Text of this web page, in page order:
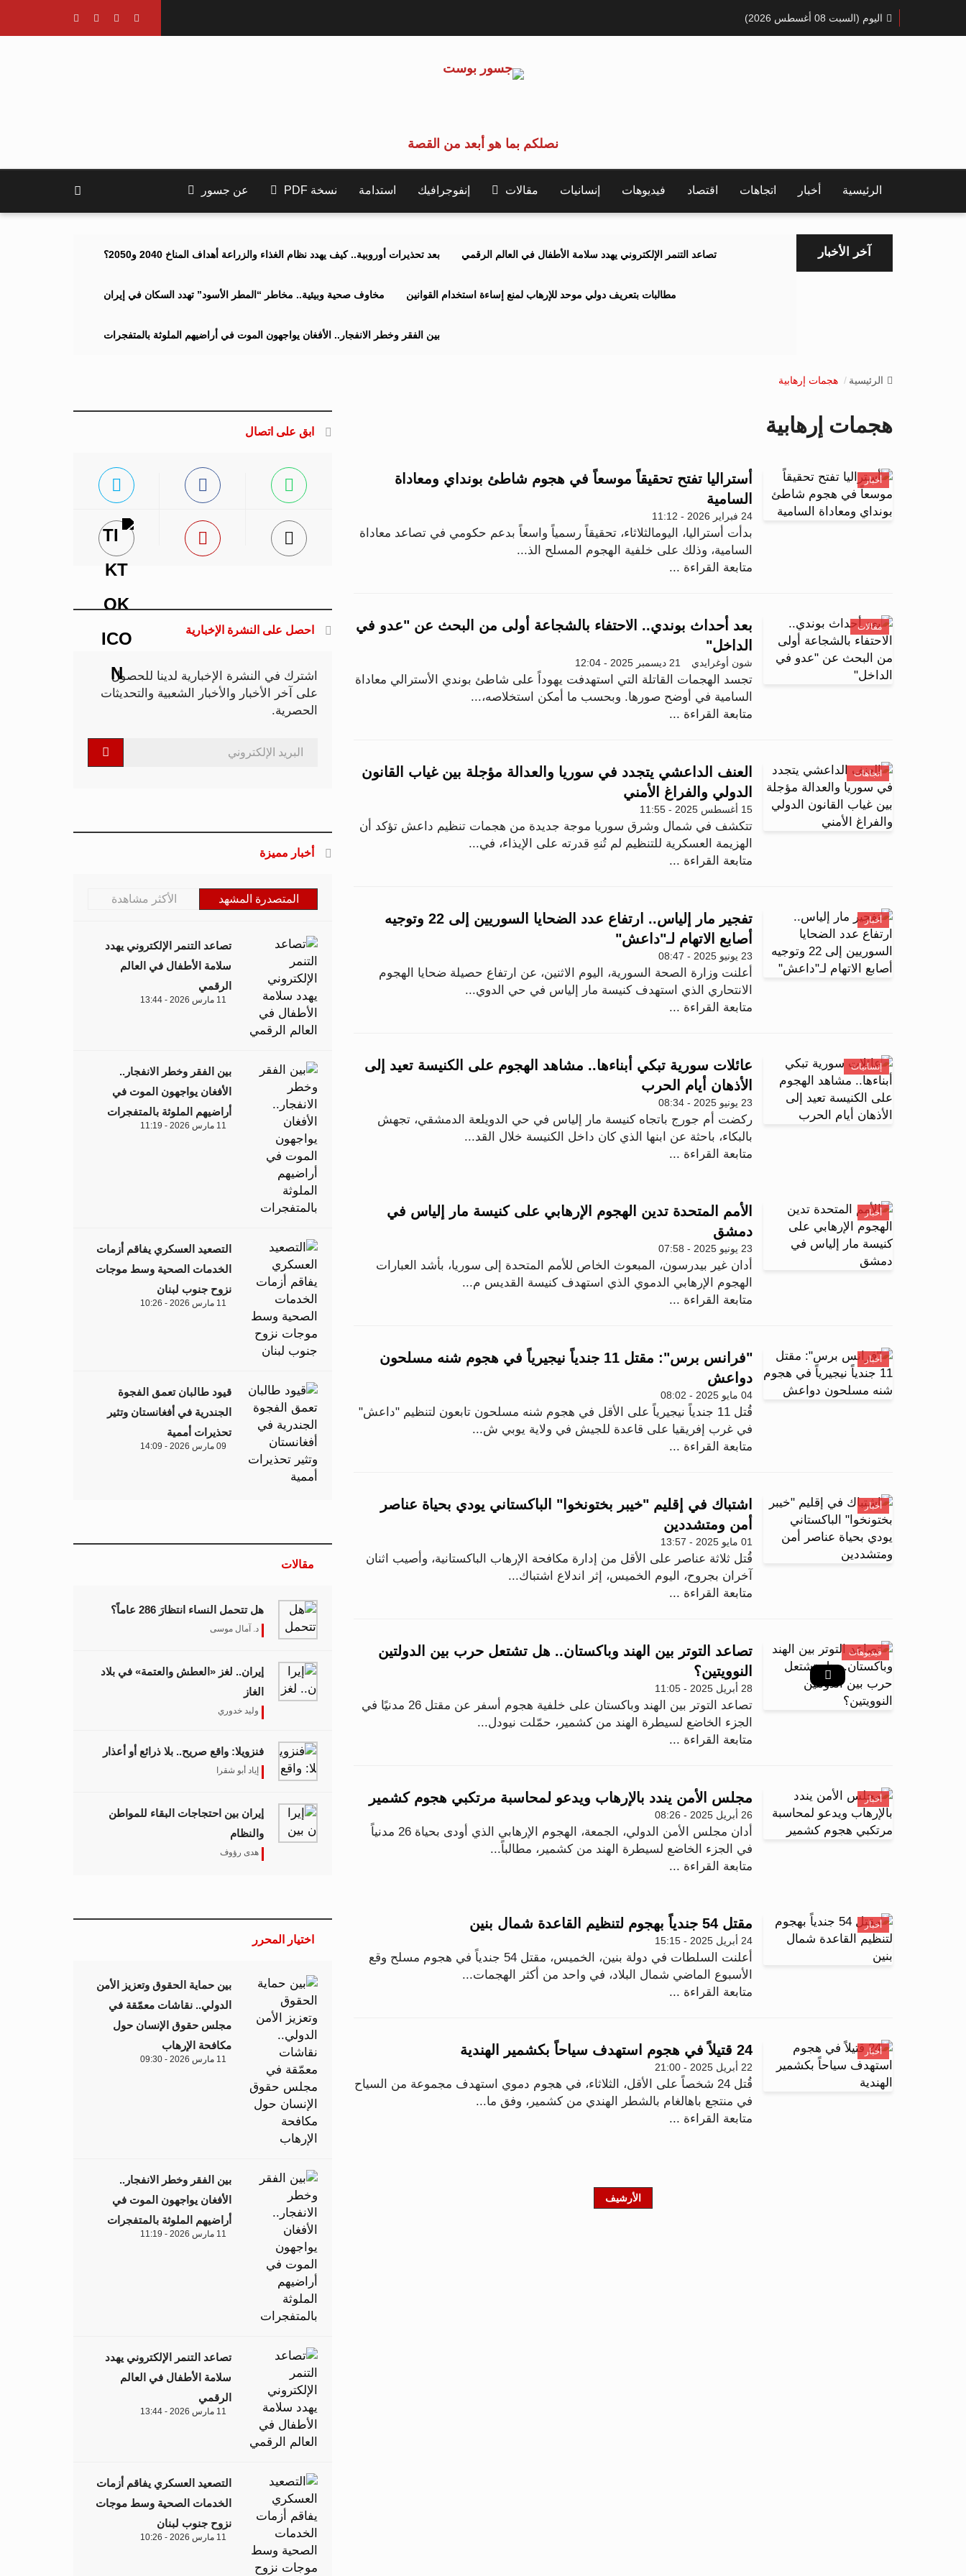
اليوم (السبت 08 أغسطس 2026)
نصلكم بما هو أبعد من القصة
الرئيسية أخبار اتجاهات اقتصاد فيديوهات إنسانيات مقالات إنفوجرافيك استدامة نسخة PDF عن جسور
آخر الأخبار بعد تحذيرات أوروبية.. كيف يهدد نظام الغذاء والزراعة أهداف المناخ 2040 و2050؟ تصاعد التنمر الإلكتروني يهدد سلامة الأطفال في العالم الرقمي
مخاوف صحية وبيئية.. مخاطر “المطر الأسود” تهدد السكان في إيران مطالبات بتعريف دولي موحد للإرهاب لمنع إساءة استخدام القوانين
بين الفقر وخطر الانفجار.. الأفغان يواجهون الموت في أراضيهم الملوثة بالمتفجرات
الرئيسية هجمات إرهابية
هجمات إرهابية
أخبار
أستراليا تفتح تحقيقاً موسعاً في هجوم شاطئ بونداي ومعاداة
السامية
24 فبراير 2026 - 11:12
بدأت أستراليا، اليومالثلاثاء، تحقيقاً رسمياً واسعاً بدعم حكومي في تصاعد معاداة
السامية، وذلك على خلفية الهجوم المسلح الذ...
متابعة القراءة ...
مقالات
بعد أحداث بوندي.. الاحتفاء بالشجاعة أولى من البحث عن "عدو في
الداخل"
شون أوغرايدي 21 ديسمبر 2025 - 12:04
تجسد الهجمات القاتلة التي استهدفت يهوداً على شاطئ بوندي الأسترالي معاداة
السامية في أوضح صورها. وبحسب ما أمكن استخلاصه،...
متابعة القراءة ...
اتجاهات
العنف الداعشي يتجدد في سوريا والعدالة مؤجلة بين غياب القانون
الدولي والفراغ الأمني
15 أغسطس 2025 - 11:55
تتكشف في شمال وشرق سوريا موجة جديدة من هجمات تنظيم داعش تؤكد أن
الهزيمة العسكرية للتنظيم لم تُنهِ قدرته على الإيذاء، في...
متابعة القراءة ...
أخبار
تفجير مار إلياس.. ارتفاع عدد الضحايا السوريين إلى 22 وتوجيه
أصابع الاتهام لـ"داعش"
23 يونيو 2025 - 08:47
أعلنت وزارة الصحة السورية، اليوم الاثنين، عن ارتفاع حصيلة ضحايا الهجوم
الانتحاري الذي استهدف كنيسة مار إلياس في حي الدوي...
متابعة القراءة ...
إنسانيات
عائلات سورية تبكي أبناءها.. مشاهد الهجوم على الكنيسة تعيد إلى
الأذهان أيام الحرب
23 يونيو 2025 - 08:34
ركضت أم جورج باتجاه كنيسة مار إلياس في حي الدويلعة الدمشقي، تجهش
بالبكاء، باحثة عن ابنها الذي كان داخل الكنيسة خلال القد...
متابعة القراءة ...
أخبار
الأمم المتحدة تدين الهجوم الإرهابي على كنيسة مار إلياس في
دمشق
23 يونيو 2025 - 07:58
أدان غير بيدرسون، المبعوث الخاص للأمم المتحدة إلى سوريا، بأشد العبارات
الهجوم الإرهابي الدموي الذي استهدف كنيسة القديس م...
متابعة القراءة ...
أخبار
"فرانس برس": مقتل 11 جندياً نيجيرياً في هجوم شنه مسلحون
دواعش
04 مايو 2025 - 08:02
قُتل 11 جندياً نيجيرياً على الأقل في هجوم شنه مسلحون تابعون لتنظيم "داعش"
في غرب إفريقيا على قاعدة للجيش في ولاية يوبي ش...
متابعة القراءة ...
أخبار
اشتباك في إقليم "خيبر بختونخوا" الباكستاني يودي بحياة عناصر
أمن ومتشددين
01 مايو 2025 - 13:57
قُتل ثلاثة عناصر على الأقل من إدارة مكافحة الإرهاب الباكستانية، وأصيب اثنان
آخران بجروح، اليوم الخميس، إثر اندلاع اشتباك...
متابعة القراءة ...
فيديوهات
تصاعد التوتر بين الهند وباكستان.. هل تشتعل حرب بين الدولتين
النوويتين؟
28 أبريل 2025 - 11:05
تصاعد التوتر بين الهند وباكستان على خلفية هجوم أسفر عن مقتل 26 مدنيًا في
الجزء الخاضع لسيطرة الهند من كشمير، حمّلت نيودل...
متابعة القراءة ...
أخبار مجلس الأمن يندد بالإرهاب ويدعو لمحاسبة مرتكبي هجوم كشمير
26 أبريل 2025 - 08:26
أدان مجلس الأمن الدولي، الجمعة، الهجوم الإرهابي الذي أودى بحياة 26 مدنياً
في الجزء الخاضع لسيطرة الهند من كشمير، مطالباً...
متابعة القراءة ...
أخبار مقتل 54 جندياً بهجوم لتنظيم القاعدة شمال بنين
24 أبريل 2025 - 15:15
أعلنت السلطات في دولة بنين، الخميس، مقتل 54 جندياً في هجوم مسلح وقع
الأسبوع الماضي شمال البلاد، في واحد من أكثر الهجمات...
متابعة القراءة ...
أخبار 24 قتيلاً في هجوم استهدف سياحاً بكشمير الهندية
22 أبريل 2025 - 21:00
قُتل 24 شخصاً على الأقل، الثلاثاء، في هجوم دموي استهدف مجموعة من السياح
في منتجع باهالغام بالشطر الهندي من كشمير، وفق ما...
متابعة القراءة ...
الأرشيف
ابق على اتصال
احصل على النشرة الإخبارية
اشترك في النشرة الإخبارية لدينا للحصول
على آخر الأخبار والأخبار الشعبية والتحديثات
الحصرية.
أخبار مميزة
المتصدرة المشهد الأكثر مشاهدة
تصاعد التنمر الإلكتروني يهدد
سلامة الأطفال في العالم
الرقمي
11 مارس 2026 - 13:44
بين الفقر وخطر الانفجار..
الأفغان يواجهون الموت في
أراضيهم الملوثة بالمتفجرات
11 مارس 2026 - 11:19
التصعيد العسكري يفاقم أزمات
الخدمات الصحية وسط موجات
نزوح جنوب لبنان
11 مارس 2026 - 10:26
قيود طالبان تعمق الفجوة
الجندرية في أفغانستان وتثير
تحذيرات أممية
09 مارس 2026 - 14:09
مقالات
هل تتحمل النساء انتظارَ 286 عاماً؟
د. آمال موسى
إيران.. لغز «العطش والعتمة» في بلاد
الغاز
وليد خدوري
فنزويلا: واقع صريح.. بلا ذرائع أو أعذار
إياد أبو شقرا
إيران بين احتجاجات البقاء للمواطن
والنظام
هدى رؤوف
اختيار المحرر
بين حماية الحقوق وتعزيز الأمن
الدولي.. نقاشات معمّقة في
مجلس حقوق الإنسان حول
مكافحة الإرهاب
11 مارس 2026 - 09:30
بين الفقر وخطر الانفجار..
الأفغان يواجهون الموت في
أراضيهم الملوثة بالمتفجرات
11 مارس 2026 - 11:19
تصاعد التنمر الإلكتروني يهدد
سلامة الأطفال في العالم
الرقمي
11 مارس 2026 - 13:44
التصعيد العسكري يفاقم أزمات
الخدمات الصحية وسط موجات
نزوح جنوب لبنان
11 مارس 2026 - 10:26